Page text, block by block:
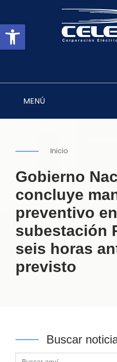
Abrir barra de
MENÚ
Inicio
Gobierno
concluye
preventivo
subestación
seis horas
previsto
Buscar
Buscar: